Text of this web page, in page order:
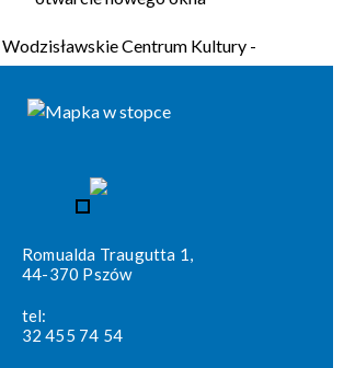
Romualda Traugutta 1,
44-370 Pszów
tel:
32 455 74 54